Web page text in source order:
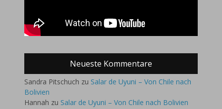
Neueste Kommentare
Sandra Pitschuch zu Salar de Uyuni – Von Chile nach
Bolivien
Hannah zu Salar de Uyuni – Von Chile nach Bolivien